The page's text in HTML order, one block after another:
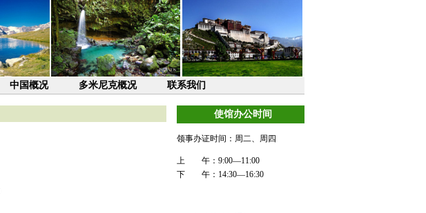
中国概况 多米尼克概况 联系我们
使馆办公时间
领事办证时间：周二、周四
上 午：9:00—11:00
下 午：14:30—16:30